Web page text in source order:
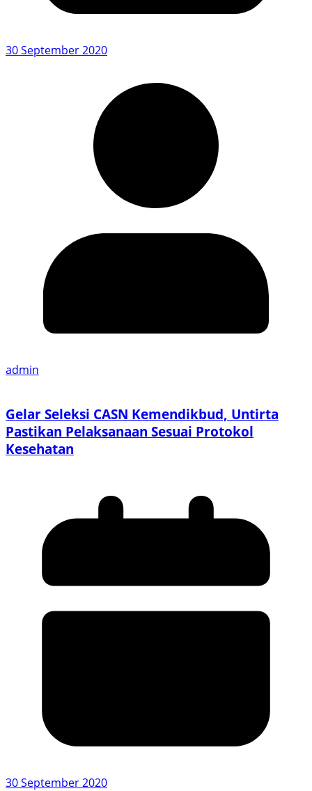
30 September 2020
admin
Gelar Seleksi CASN Kemendikbud, Untirta
Pastikan Pelaksanaan Sesuai Protokol
Kesehatan
30 September 2020